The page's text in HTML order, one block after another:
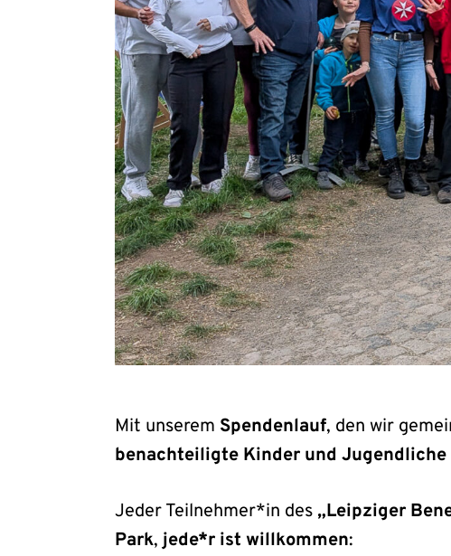
Mit unserem Spendenlauf, den wir
benachteiligte Kinder und Jugendliche
Jeder Teilnehmer*in des „Leipziger
Park,jede*r ist willkommen: